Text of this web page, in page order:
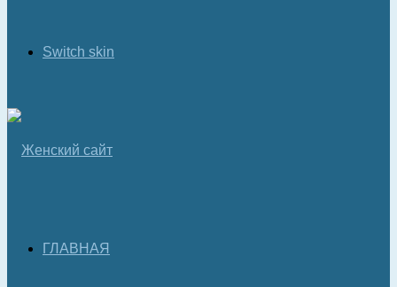
Switch skin
ГЛАВНАЯ